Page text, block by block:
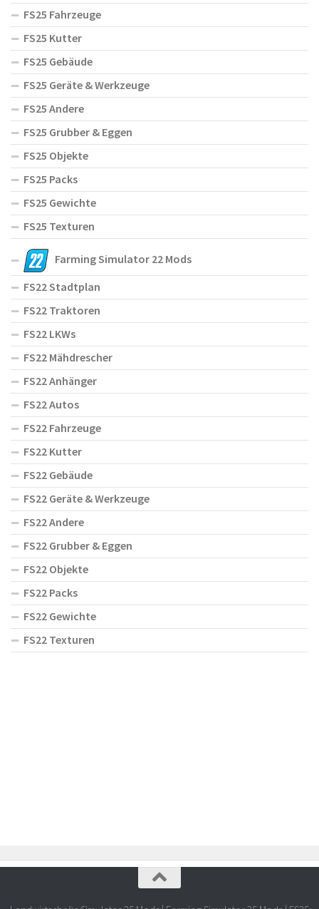
FS25 Fahrzeuge
FS25 Kutter
FS25 Gebäude
FS25 Geräte & Werkzeuge
FS25 Andere
FS25 Grubber & Eggen
FS25 Objekte
FS25 Packs
FS25 Gewichte
FS25 Texturen
Farming Simulator 22 Mods
FS22 Stadtplan
FS22 Traktoren
FS22 LKWs
FS22 Mähdrescher
FS22 Anhänger
FS22 Autos
FS22 Fahrzeuge
FS22 Kutter
FS22 Gebäude
FS22 Geräte & Werkzeuge
FS22 Andere
FS22 Grubber & Eggen
FS22 Objekte
FS22 Packs
FS22 Gewichte
FS22 Texturen